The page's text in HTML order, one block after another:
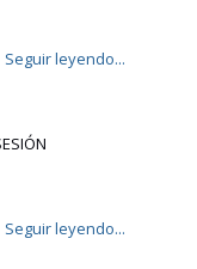
Seguir leyendo...
Seguir leyendo...